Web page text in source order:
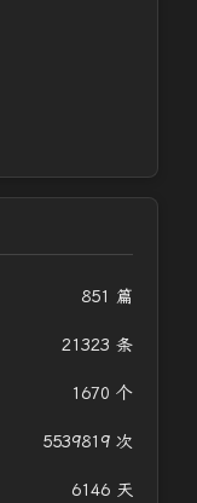
851 篇
21323 条
1670 个
5539819 次
6146 天